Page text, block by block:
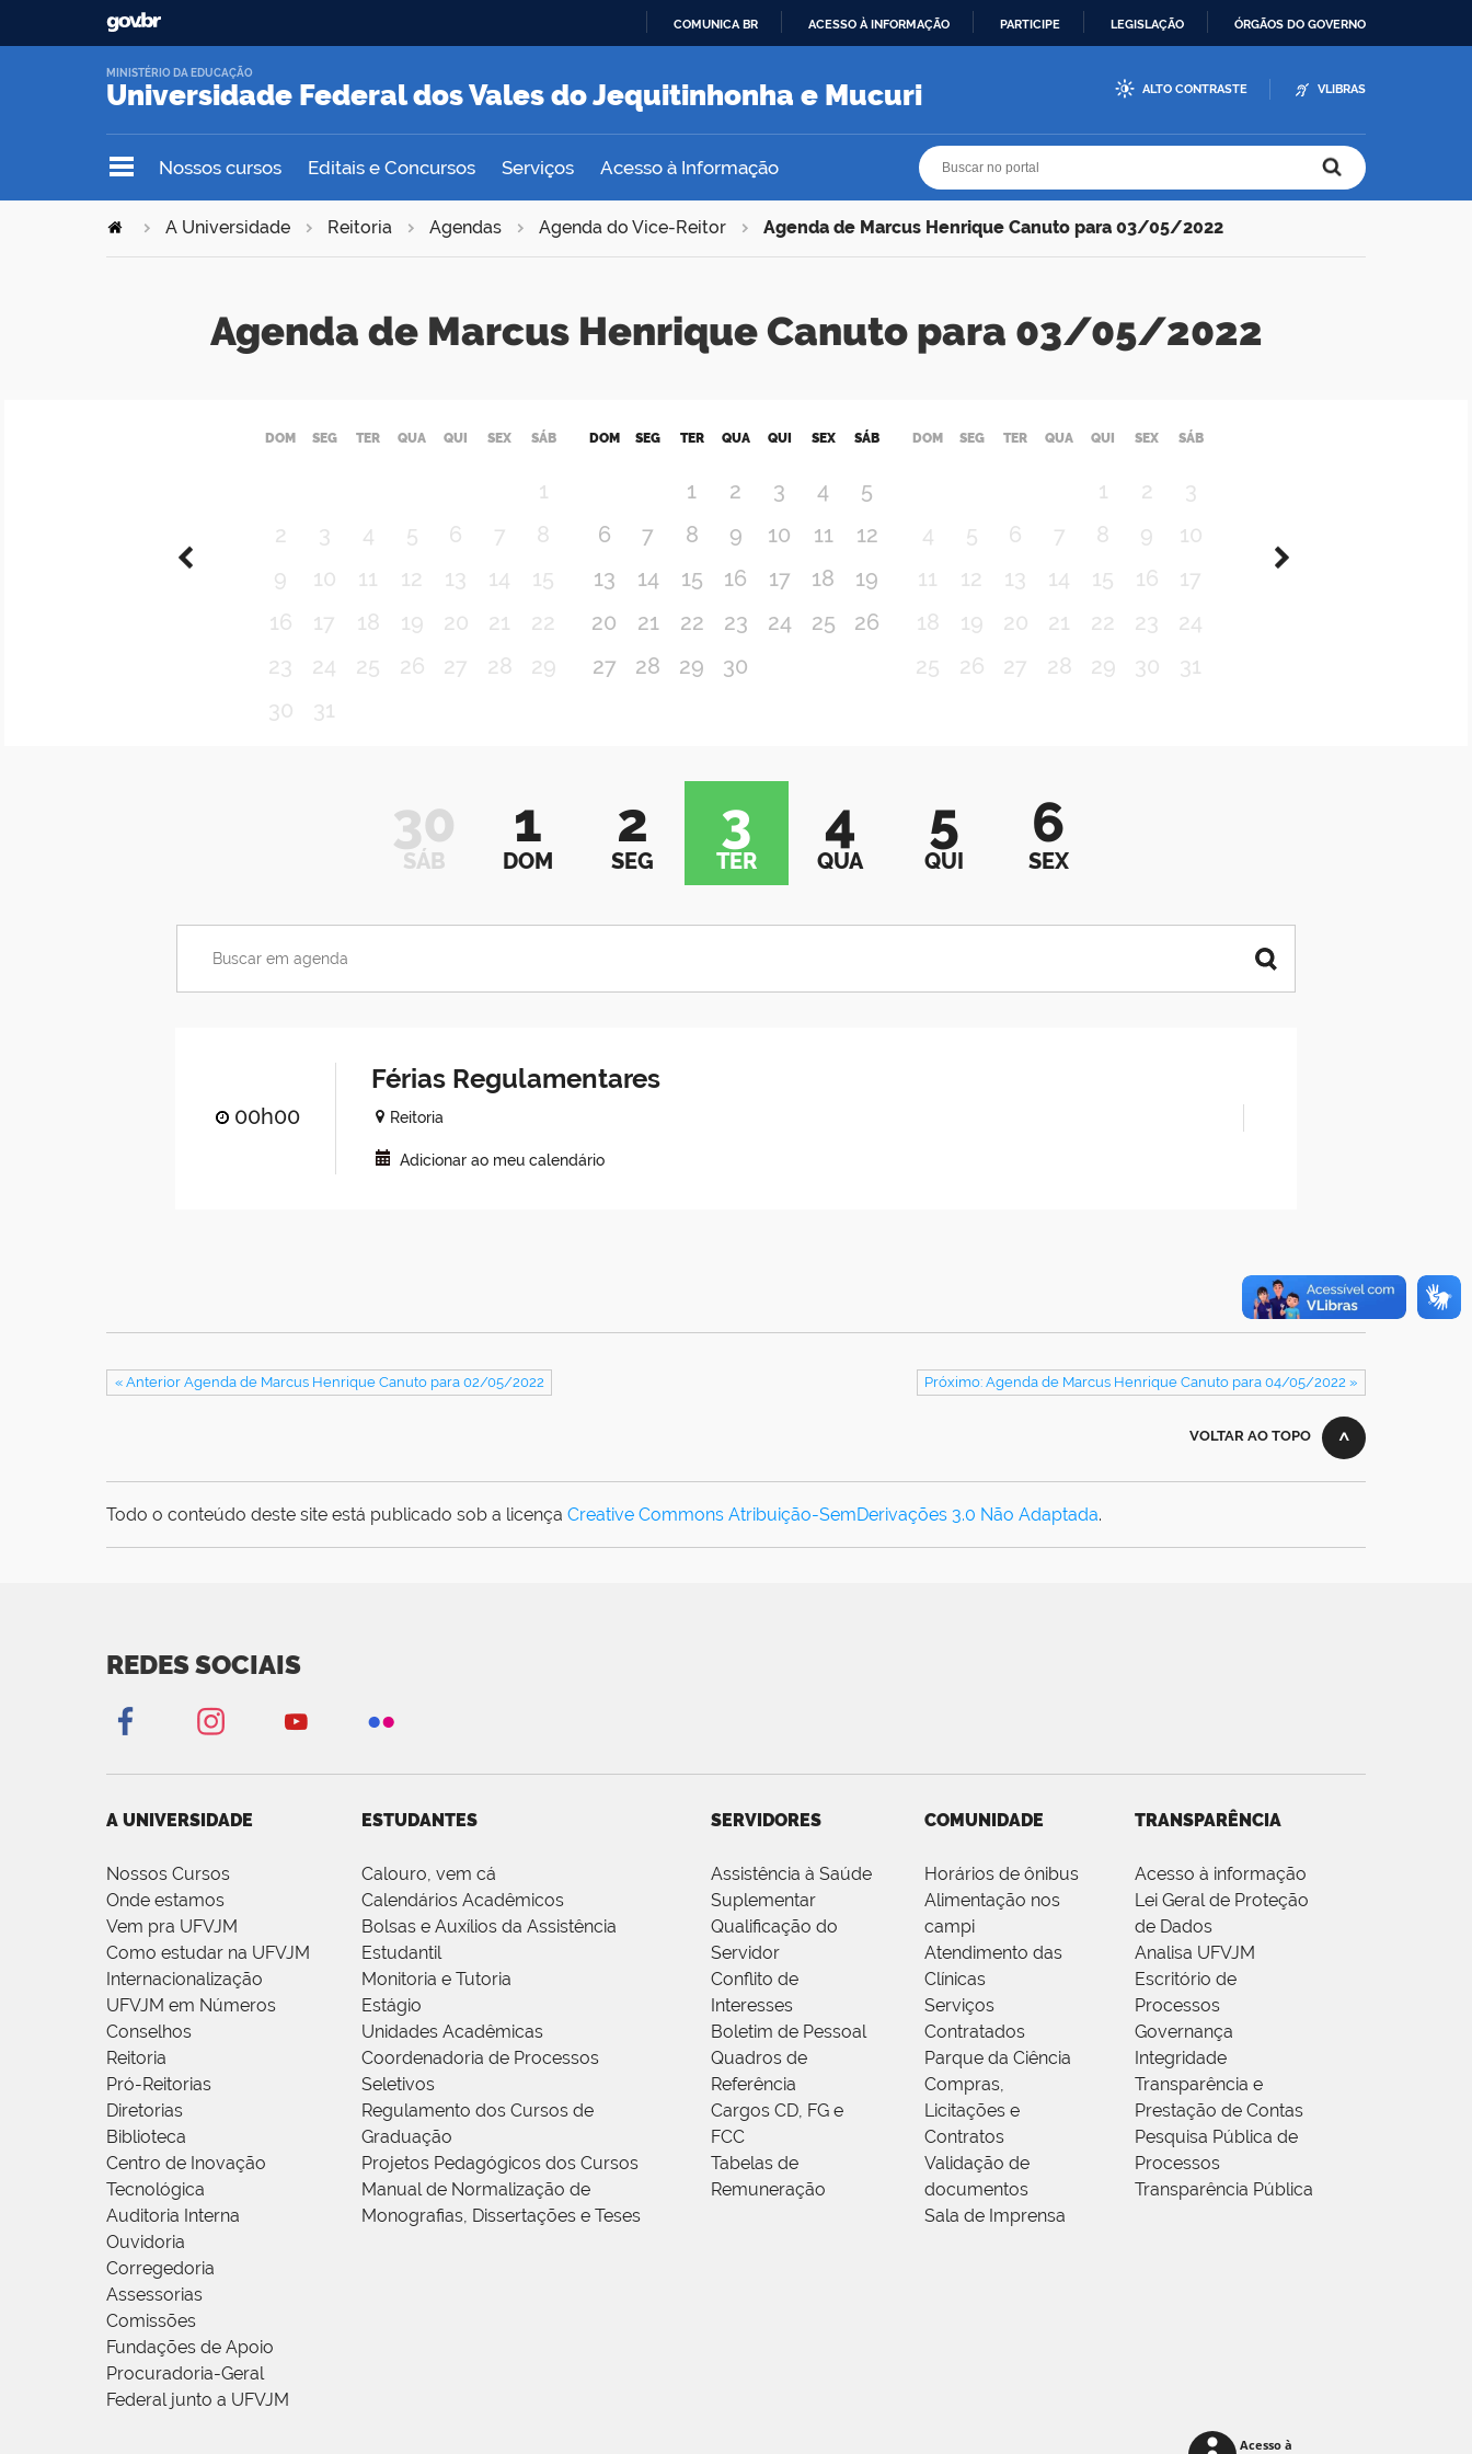
O
COMUNICA BR ACESSO À INFORMAÇÃO PARTICIPE LEGISLAÇÃO ÓRGÃOS DO GOVERNO
Universidade Federal dos Vales do Jequitinhonha e Mucuri
MINISTÉRIO DA EDUCAÇÃO
ALTO CONTRASTE VLIBRAS
Nossos cursos Editais e Concursos Serviços Acesso à Informação
A Universidade Reitoria Agendas Agenda do Vice-Reitor Agenda de Marcus Henrique Canuto para 03/05/2022
Agenda de Marcus Henrique Canuto para 03/05/2022
DOM SEG TER QUA QUI SEX SÁB
1
2
3 4 5 6 7
8
9
10 11 12 13 14
15
16
17 18 19 20 21
22
23
24 25 26 27 28
29
30
31
DOM SEG TER QUA QUI SEX SÁB
1 2 3 4
5
6
7 8 9 10 11
12
13
14 15 16 17 18
19
20
21 22 23 24 25
26
27
28 29 30
DOM SEG TER QUA QUI SEX SÁB
1 2
3
4
5 6 7 8 9
10
11
12 13 14 15 16
17
18
19 20 21 22 23
24
25
26 27 28 29 30 31
30
SÁB
1
DOM
2
SEG
3
TER
4
QUA
5
QUI
6
SEX
00h00
Férias Regulamentares
Reitoria
Adicionar ao meu calendário
« Anterior Agenda de Marcus Henrique Canuto para 02/05/2022 Próximo: Agenda de Marcus Henrique Canuto para 04/05/2022 »
VOLTAR AO TOPO
Todo o conteúdo deste site está publicado sob a licença Creative Commons Atribuição-SemDerivações 3.0 Não Adaptada.
REDES SOCIAIS
A UNIVERSIDADE
Nossos Cursos
Onde estamos
Vem pra UFVJM
Como estudar na UFVJM
Internacionalização
UFVJM em Números
Conselhos
Reitoria
Pró-Reitorias
Diretorias
Biblioteca
Centro de Inovação
Tecnológica
Auditoria Interna
Ouvidoria
Corregedoria
Assessorias
Comissões
Fundações de Apoio
Procuradoria-Geral
Federal junto a UFVJM
ESTUDANTES
Calouro, vem cá
Calendários Acadêmicos
Bolsas e Auxílios da Assistência
Estudantil
Monitoria e Tutoria
Estágio
Unidades Acadêmicas
Coordenadoria de Processos
Seletivos
Regulamento dos Cursos de
Graduação
Projetos Pedagógicos dos Cursos
Manual de Normalização de
Monografias, Dissertações e Teses
SERVIDORES
Assistência à Saúde
Suplementar
Qualificação do
Servidor
Conflito de
Interesses
Boletim de Pessoal
Quadros de
Referência
Cargos CD, FG e
FCC
Tabelas de
Remuneração
COMUNIDADE
Horários de ônibus
Alimentação nos
campi
Atendimento das
Clínicas
Serviços
Contratados
Parque da Ciência
Compras,
Licitações e
Contratos
Validação de
documentos
Sala de Imprensa
TRANSPARÊNCIA
Acesso à informação
Lei Geral de Proteção
de Dados
Analisa UFVJM
Escritório de
Processos
Governança
Integridade
Transparência e
Prestação de Contas
Pesquisa Pública de
Processos
Transparência Pública